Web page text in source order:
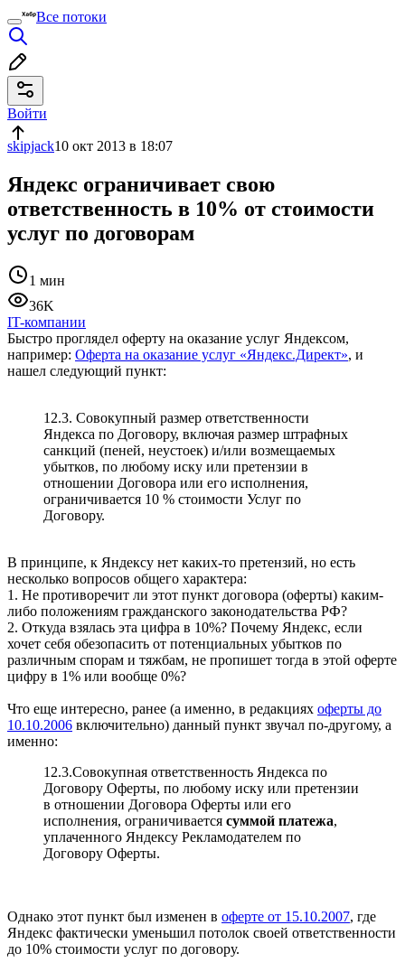
Все потоки
Войти
skipjack10 окт 2013 в 18:07
Яндекс ограничивает свою
ответственность в 10% от стоимости
услуг по договорам
1 мин
36K
IT-компании
Быстро проглядел оферту на оказание услуг Яндексом,
например: Оферта на оказание услуг «Яндекс.Директ», и
нашел следующий пункт:
12.3. Совокупный размер ответственности
Яндекса по Договору, включая размер штрафных
санкций (пеней, неустоек) и/или возмещаемых
убытков, по любому иску или претензии в
отношении Договора или его исполнения,
ограничивается 10 % стоимости Услуг по
Договору.
В принципе, к Яндексу нет каких-то претензий, но есть
несколько вопросов общего характера:
1. Не противоречит ли этот пункт договора (оферты) каким-
либо положениям гражданского законодательства РФ?
2. Откуда взялась эта цифра в 10%? Почему Яндекс, если
хочет себя обезопасить от потенциальных убытков по
различным спорам и тяжбам, не пропишет тогда в этой оферте
цифру в 1% или вообще 0%?
Что еще интересно, ранее (а именно, в редакциях оферты до
10.10.2006 включительно) данный пункт звучал по-другому, а
именно:
12.3.Совокупная ответственность Яндекса по
Договору Оферты, по любому иску или претензии
в отношении Договора Оферты или его
исполнения, ограничивается суммой платежа,
уплаченного Яндексу Рекламодателем по
Договору Оферты.
Однако этот пункт был изменен в оферте от 15.10.2007, где
Яндекс фактически уменьшил потолок своей ответственности
до 10% стоимости услуг по договору.